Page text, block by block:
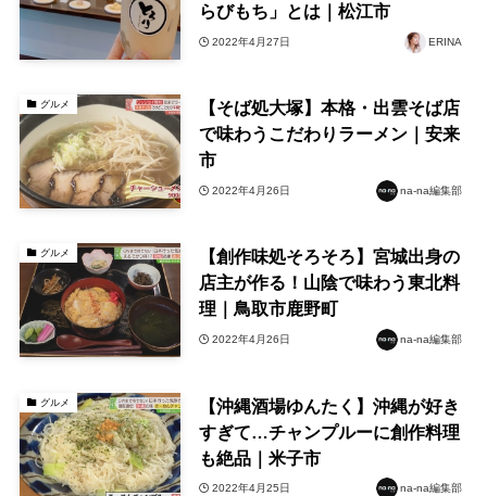
らびもち」とは｜松江市
2022年4月27日 ERINA
グルメ
【そば処大塚】本格・出雲そば店
で味わうこだわりラーメン｜安来
市
2022年4月26日 na-na編集部
グルメ
【創作味処そろそろ】宮城出身の
店主が作る！山陰で味わう東北料
理｜鳥取市鹿野町
2022年4月26日 na-na編集部
グルメ
【沖縄酒場ゆんたく】沖縄が好き
すぎて…チャンプルーに創作料理
も絶品｜米子市
2022年4月25日 na-na編集部